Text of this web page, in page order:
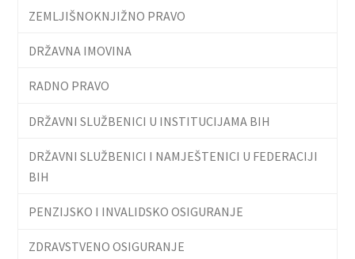
ZEMLJIŠNOKNJIŽNO PRAVO
DRŽAVNA IMOVINA
RADNO PRAVO
DRŽAVNI SLUŽBENICI U INSTITUCIJAMA BIH
DRŽAVNI SLUŽBENICI I NAMJEŠTENICI U FEDERACIJI
BIH
PENZIJSKO I INVALIDSKO OSIGURANJE
ZDRAVSTVENO OSIGURANJE